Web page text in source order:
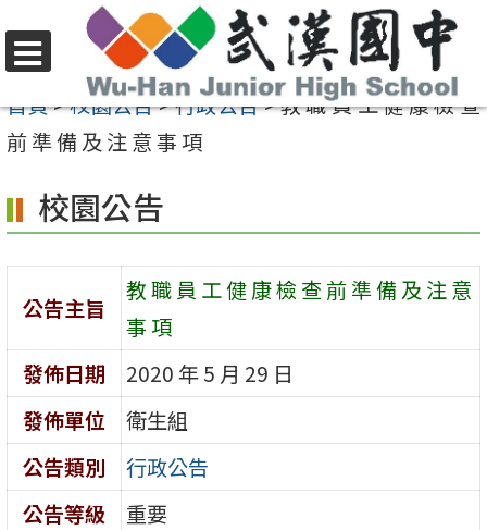
至
要
容
區
選
單
首頁>校園公告>行政公告>教 職 員 工 健 康 檢 查
前 準 備 及 注 意 事 項
校園公告
公告主旨
教 職 員 工 健 康 檢 查 前 準 備 及 注 意
事 項
發佈日期
2020 年 5 月 29 日
發佈單位
衛生組
公告類別
行政公告
公告等級
重要